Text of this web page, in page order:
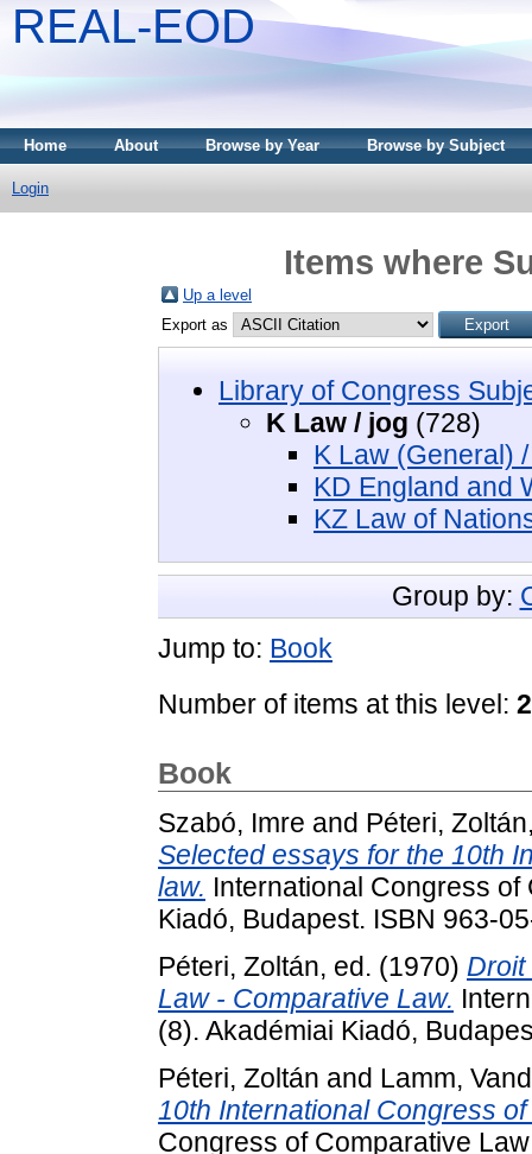
REAL-EOD
Home About Browse by Year Browse by Subject
Login
Items where
Up a level
Export as
Library of Congress
K Law / jog (728)
K Law (General)
KD England and
KZ Law of
Group by:
Jump to: Book
Number of items at this level:
Book
Szabó, Imre and Péteri, Zoltán
Selected essays for the 10th
law. International Congress
Kiadó, Budapest. ISBN 963-
Péteri, Zoltán, ed. (1970)
Law - Comparative Law.
(8). Akadémiai Kiadó,
Péteri, Zoltán and Lamm,
10th International Congress
Congress of Comparative